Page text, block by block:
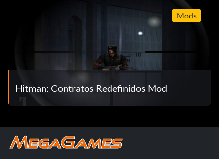
Mods
Hitman: Contratos Redefinidos Mod